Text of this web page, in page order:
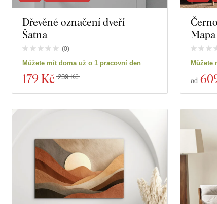
Dřevěné označení dveří -
Šatna
(0)
Můžete mít doma už o 1 pracovní den
179 Kč 239 Kč
Můžete
od